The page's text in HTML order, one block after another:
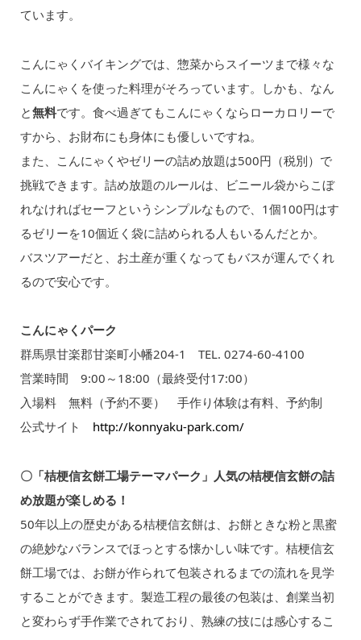
ています。
こんにゃくバイキングでは、惣菜からスイーツまで様々な
こんにゃくを使った料理がそろっています。しかも、なん
と無料です。食べ過ぎてもこんにゃくならローカロリーで
すから、お財布にも身体にも優しいですね。
また、こんにゃくやゼリーの詰め放題は500円（税別）で
挑戦できます。詰め放題のルールは、ビニール袋からこぼ
れなければセーフというシンプルなもので、1個100円はす
るゼリーを10個近く袋に詰められる人もいるんだとか。
バスツアーだと、お土産が重くなってもバスが運んでくれ
るので安心です。
こんにゃくパーク
群馬県甘楽郡甘楽町小幡204‐1 TEL. 0274-60-4100
営業時間 9:00～18:00（最終受付17:00）
入場料 無料（予約不要） 手作り体験は有料、予約制
公式サイト http://konnyaku-park.com/
〇「桔梗信玄餅工場テーマパーク」人気の桔梗信玄餅の詰
め放題が楽しめる！
50年以上の歴史がある桔梗信玄餅は、お餅ときな粉と黒蜜
の絶妙なバランスでほっとする懐かしい味です。桔梗信玄
餅工場では、お餅が作られて包装されるまでの流れを見学
することができます。製造工程の最後の包装は、創業当初
と変わらず手作業でされており、熟練の技には感心するこ